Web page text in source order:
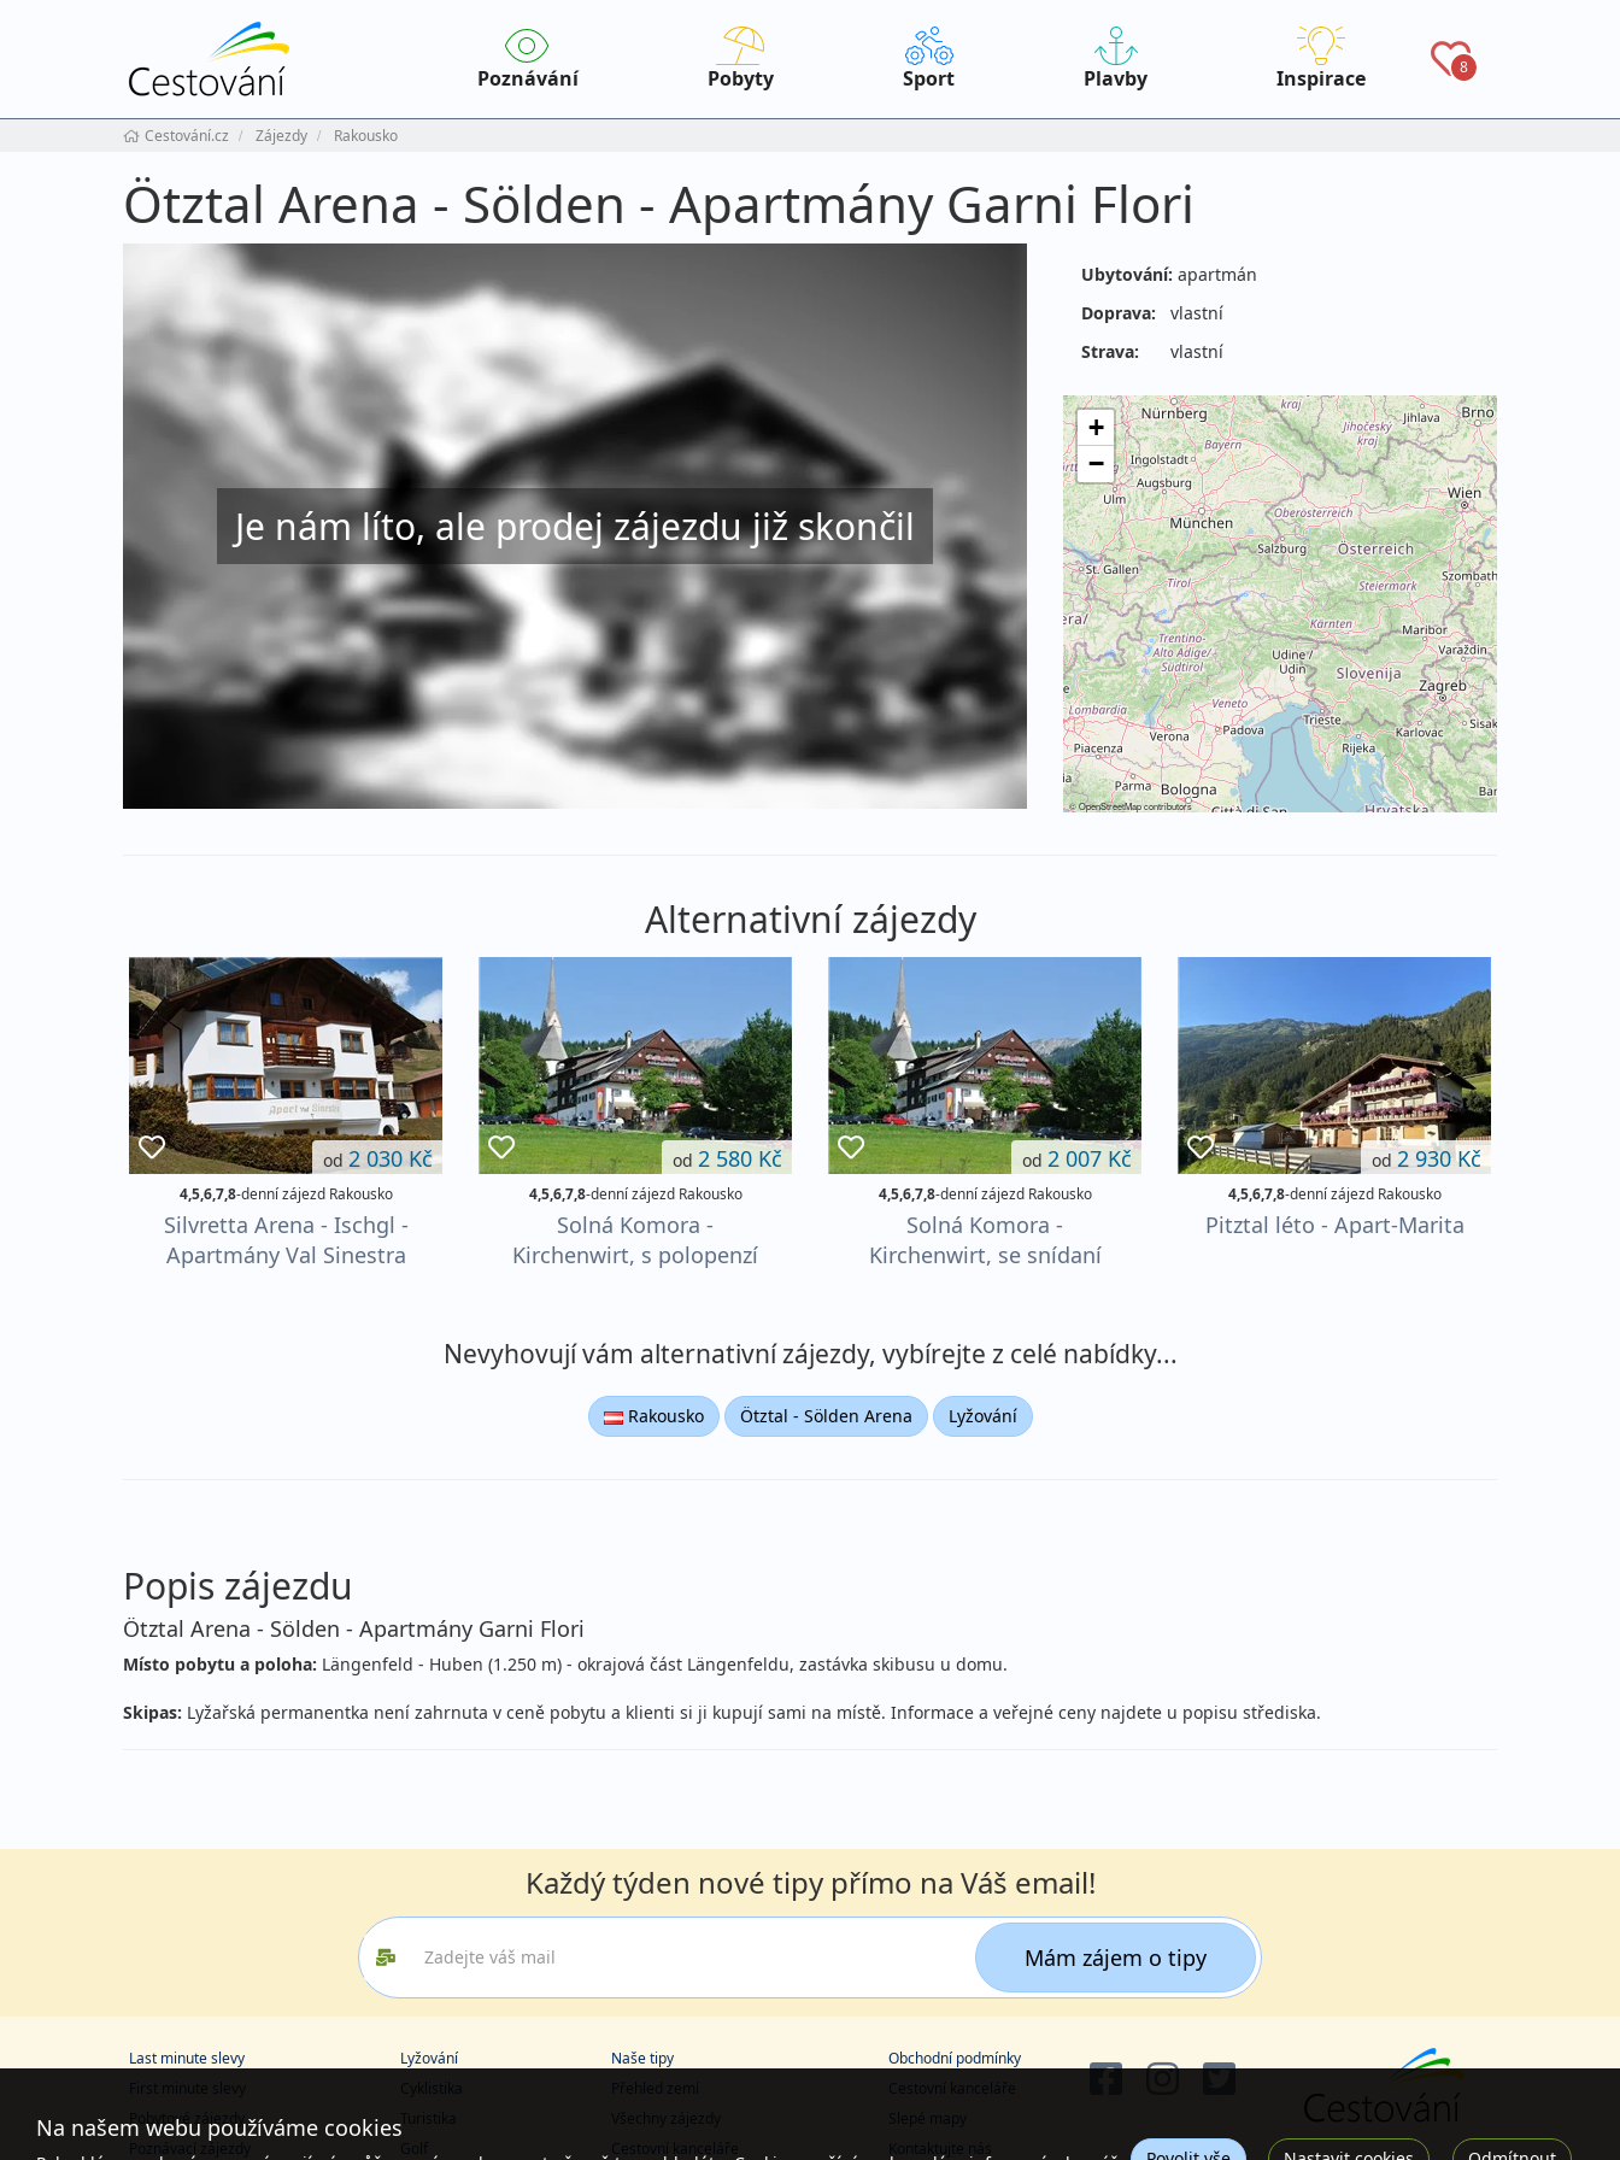
Poznávání Pobyty Sport Plavby Inspirace 8
Cestování.cz Zájezdy Rakousko
Ötztal Arena - Sölden - Apartmány Garni Flori
Je nám líto, ale prodej zájezdu již skončil
Ubytování: apartmán
Doprava:
vlastní
Strava:
vlastní
+
−
©OpenStreetMapcontributors
Alternativní zájezdy
od 2 030 Kč
4,5,6,7,8-denní zájezd Rakousko
Silvretta Arena - Ischgl -
Apartmány Val Sinestra
od 2 580 Kč
4,5,6,7,8-denní zájezd Rakousko
Solná Komora -
Kirchenwirt, s polopenzí
od 2 007 Kč
4,5,6,7,8-denní zájezd Rakousko
Solná Komora -
Kirchenwirt, se snídaní
od 2 930 Kč
4,5,6,7,8-denní zájezd Rakousko
Pitztal léto - Apart-Marita
Nevyhovují vám alternativní zájezdy, vybírejte z celé nabídky...
Rakousko Ötztal - Sölden Arena Lyžování
Popis zájezdu
Ötztal Arena - Sölden - Apartmány Garni Flori
Místo pobytu a poloha: Längenfeld - Huben (1.250 m) - okrajová část Längenfeldu, zastávka skibusu u domu.
Skipas: Lyžařská permanentka není zahrnuta v ceně pobytu a klienti si ji kupují sami na místě. Informace a veřejné ceny najdete u popisu střediska.
Každý týden nové tipy přímo na Váš email!
Mám zájem o tipy
Last minute slevy
First minute slevy
Pobytové zájezdy
Poznávací zájezdy
Lyžování
Cyklistika
Turistika
Golf
Naše tipy
Přehled zemí
Všechny zájezdy
Cestovní kanceláře
Obchodní podmínky
Cestovní kanceláře
Slepé mapy
Kontaktujte nás
Na našem webu používáme cookies